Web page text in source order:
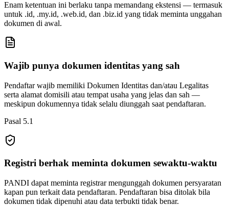
Enam ketentuan ini berlaku tanpa memandang ekstensi — termasuk
untuk .id, .my.id, .web.id, dan .biz.id yang tidak meminta unggahan
dokumen di awal.
Wajib punya dokumen identitas yang sah
Pendaftar wajib memiliki Dokumen Identitas dan/atau Legalitas
serta alamat domisili atau tempat usaha yang jelas dan sah —
meskipun dokumennya tidak selalu diunggah saat pendaftaran.
Pasal 5.1
Registri berhak meminta dokumen sewaktu-waktu
PANDI dapat meminta registrar mengunggah dokumen persyaratan
kapan pun terkait data pendaftaran. Pendaftaran bisa ditolak bila
dokumen tidak dipenuhi atau data terbukti tidak benar.